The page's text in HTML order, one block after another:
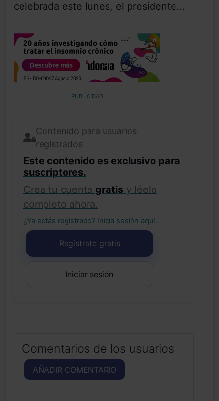
celebrada este lunes, el presidente...
PUBLICIDAD
Contenido para usuarios
registrados
Este contenido es exclusivo para
suscriptores.
Crea tu cuenta gratis y léelo
completo ahora.
¿Ya estás registrado? Inicia sesión aquí .
Regístrate gratis
Iniciar sesión
Comentarios de los usuarios
AÑADIR COMENTARIO